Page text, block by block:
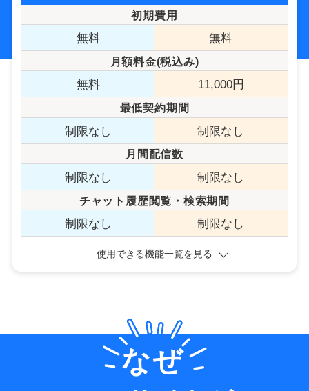
初期費⽤
無料 無料
月額料金(税込み)
無料 11,000円
最低契約期間
制限なし 制限なし
月間配信数
制限なし 制限なし
チャット履歴閲覧・検索期間
制限なし 制限なし
使用できる機能一覧を見る
なぜ